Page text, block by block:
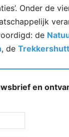
Onder de
de
, de
en